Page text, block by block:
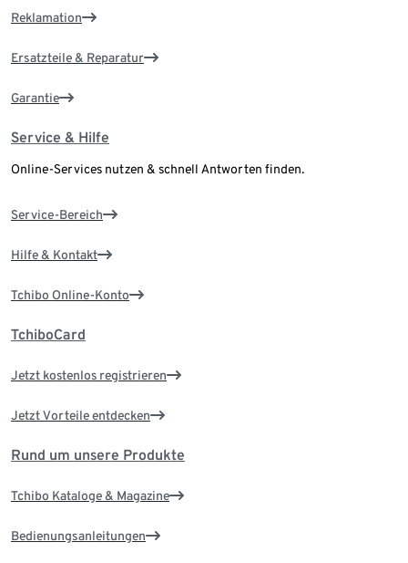
Reklamation
Ersatzteile & Reparatur
Garantie
Service & Hilfe
Online-Services nutzen & schnell Antworten finden.
Service-Bereich
Hilfe & Kontakt
Tchibo Online-Konto
TchiboCard
Jetzt kostenlos registrieren
Jetzt Vorteile entdecken
Rund um unsere Produkte
Tchibo Kataloge & Magazine
Bedienungsanleitungen